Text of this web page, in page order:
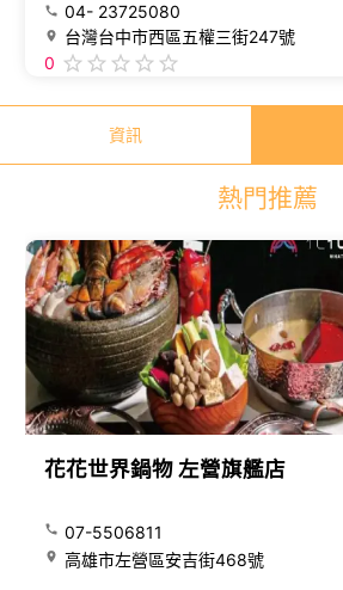
04- 23725080
台灣台中市西區五權三街247號
0
資訊
熱門推薦
花花世界鍋物 左營旗艦店
07-5506811
高雄市左營區安吉街468號